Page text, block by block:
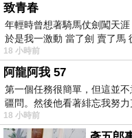
致青春
年輕時曾想著騎馬仗劍闖天
於是我一激動 當了劍 賣了馬
18 小時前
阿龍阿我 57
第一個任務很簡單，但這並
疆問。然後他看著緋忘我努
18 小時前